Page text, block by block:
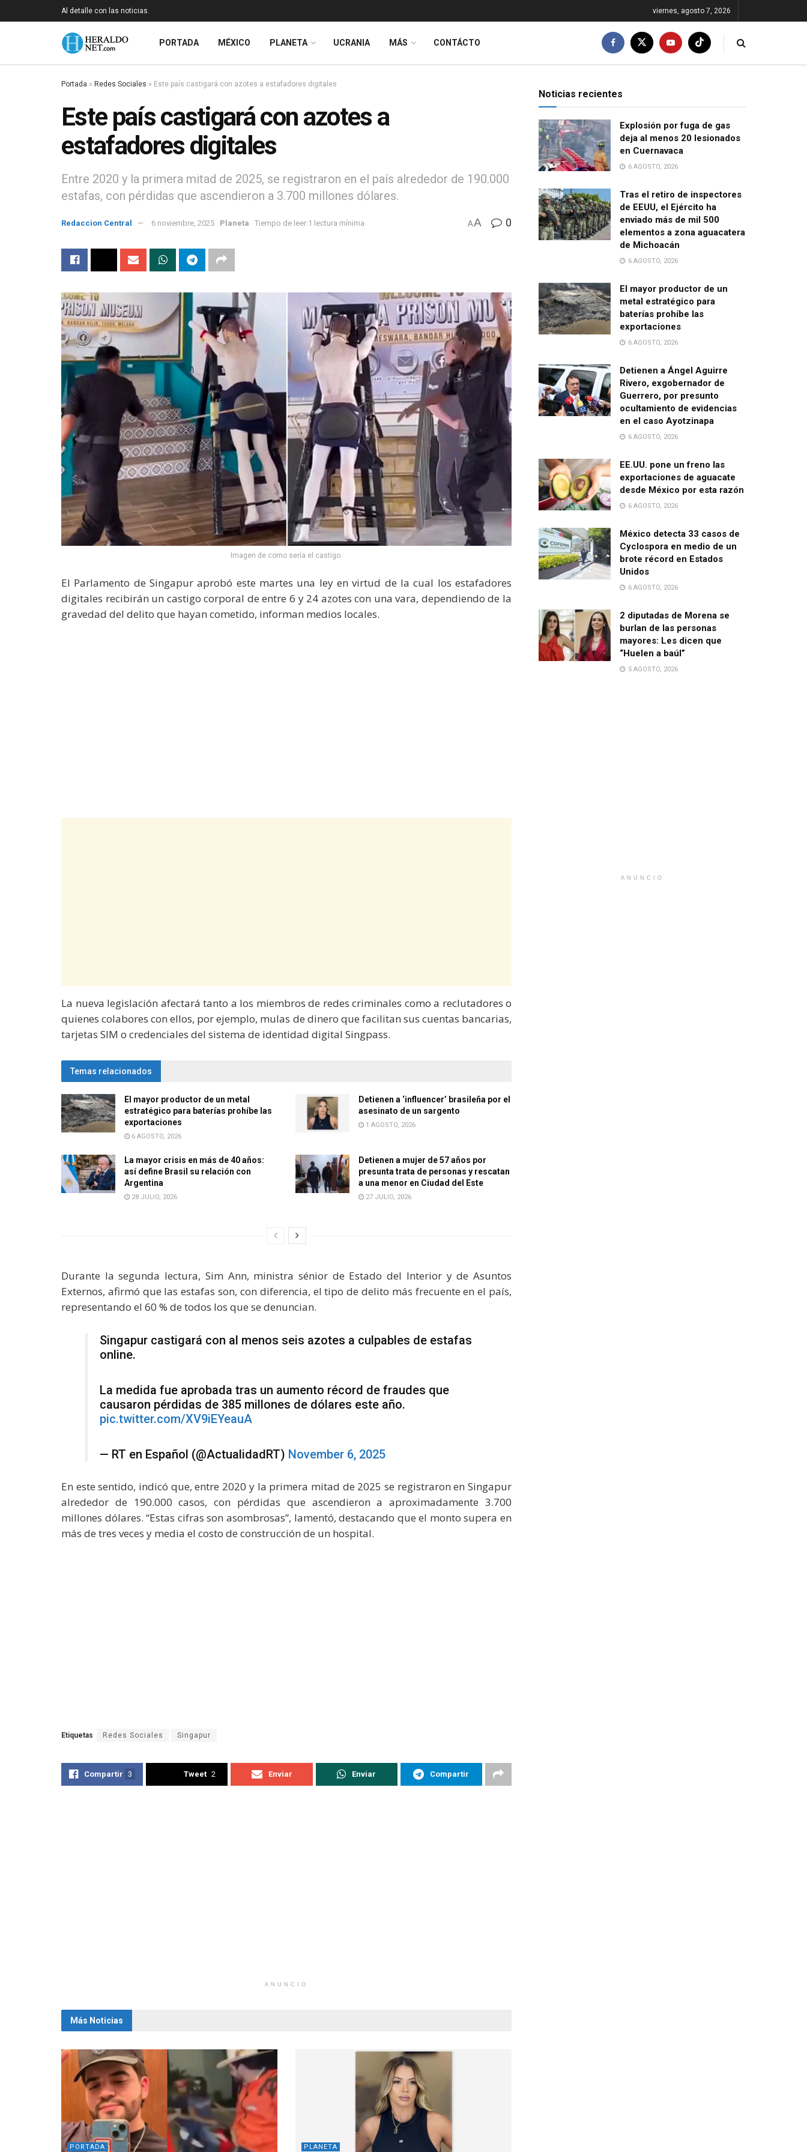
Al detalle con las noticias. viernes, agosto 7, 2026
PORTADA MÉXICO PLANETA UCRANIA MÁS CONTÁCTO
Portada » Redes Sociales » Este país castigará con azotes a estafadores digitales
Este país castigará con azotes a
estafadores digitales
Entre 2020 y la primera mitad de 2025, se registraron en el país alrededor de 190.000
estafas, con pérdidas que ascendieron a 3.700 millones dólares.
Redaccion Central 6 noviembre, 2025 Planeta Tiempo de leer:1 lectura mínima AA 0
Imagen de como sería el castigo.
El Parlamento de Singapur aprobó este martes una ley en virtud de la cual los estafadores
digitales recibirán un castigo corporal de entre 6 y 24 azotes con una vara, dependiendo de la
gravedad del delito que hayan cometido, informan medios locales.
La nueva legislación afectará tanto a los miembros de redes criminales como a reclutadores o
quienes colabores con ellos, por ejemplo, mulas de dinero que facilitan sus cuentas bancarias,
tarjetas SIM o credenciales del sistema de identidad digital Singpass.
Temas relacionados
El mayor productor de un metal
estratégico para baterías prohíbe las
exportaciones
6 AGOSTO, 2026
Detienen a ‘influencer’ brasileña por el
asesinato de un sargento
1 AGOSTO, 2026
La mayor crisis en más de 40 años:
así define Brasil su relación con
Argentina
28 JULIO, 2026
Detienen a mujer de 57 años por
presunta trata de personas y rescatan
a una menor en Ciudad del Este
27 JULIO, 2026
Durante la segunda lectura, Sim Ann, ministra sénior de Estado del Interior y de Asuntos
Externos, afirmó que las estafas son, con diferencia, el tipo de delito más frecuente en el país,
representando el 60 % de todos los que se denuncian.
Singapur castigará con al menos seis azotes a culpables de estafas
online.
La medida fue aprobada tras un aumento récord de fraudes que
causaron pérdidas de 385 millones de dólares este año.
pic.twitter.com/XV9iEYeauA
— RT en Español (@ActualidadRT) November 6, 2025
En este sentido, indicó que, entre 2020 y la primera mitad de 2025 se registraron en Singapur
alrededor de 190.000 casos, con pérdidas que ascendieron a aproximadamente 3.700
millones dólares. “Estas cifras son asombrosas”, lamentó, destacando que el monto supera en
más de tres veces y media el costo de construcción de un hospital.
Etiquetas Redes Sociales Singapur
Compartir 3 Tweet 2 Enviar Enviar Compartir
ANUNCIO
Más Noticias
PORTADA PLANETA
Noticias recientes
Explosión por fuga de gas
deja al menos 20 lesionados
en Cuernavaca
6 AGOSTO, 2026
Tras el retiro de inspectores
de EEUU, el Ejército ha
enviado más de mil 500
elementos a zona aguacatera
de Michoacán
6 AGOSTO, 2026
El mayor productor de un
metal estratégico para
baterías prohíbe las
exportaciones
6 AGOSTO, 2026
Detienen a Ángel Aguirre
Rivero, exgobernador de
Guerrero, por presunto
ocultamiento de evidencias
en el caso Ayotzinapa
6 AGOSTO, 2026
EE.UU. pone un freno las
exportaciones de aguacate
desde México por esta razón
6 AGOSTO, 2026
México detecta 33 casos de
Cyclospora en medio de un
brote récord en Estados
Unidos
6 AGOSTO, 2026
2 diputadas de Morena se
burlan de las personas
mayores: Les dicen que
“Huelen a baúl”
5 AGOSTO, 2026
ANUNCIO